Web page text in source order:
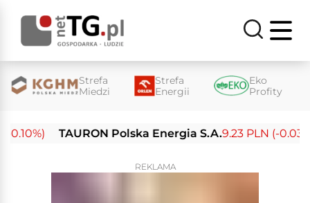
Strefa
Miedzi
Strefa
Energii
Eko
Profity
TAURON Polska Energia S.A.9.23 PLN (-0.03%)
REKLAMA